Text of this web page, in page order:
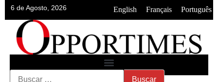
6 de Agosto, 2026 English Français Português